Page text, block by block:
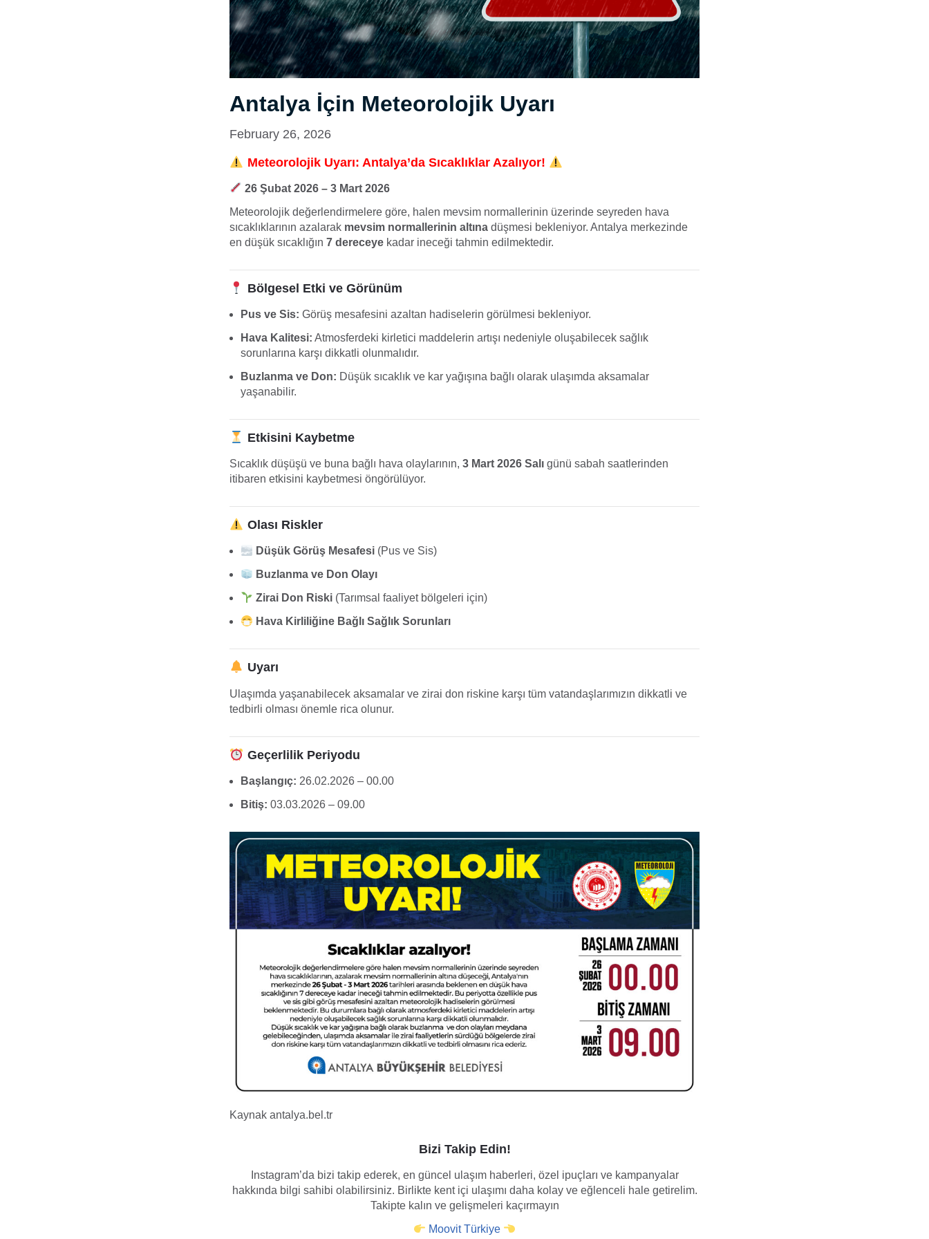
Antalya İçin Meteorolojik Uyarı
February 26, 2026
Meteorolojik Uyarı: Antalya’da Sıcaklıklar Azalıyor!
26 Şubat 2026 – 3 Mart 2026
Meteorolojik değerlendirmelere göre, halen mevsim normallerinin üzerinde seyreden hava
sıcaklıklarının azalarak mevsim normallerinin altına düşmesi bekleniyor. Antalya merkezinde
en düşük sıcaklığın 7 dereceye kadar ineceği tahmin edilmektedir.
Bölgesel Etki ve Görünüm
Pus ve Sis: Görüş mesafesini azaltan hadiselerin görülmesi bekleniyor.
Hava Kalitesi: Atmosferdeki kirletici maddelerin artışı nedeniyle oluşabilecek sağlık
sorunlarına karşı dikkatli olunmalıdır.
Buzlanma ve Don: Düşük sıcaklık ve kar yağışına bağlı olarak ulaşımda aksamalar
yaşanabilir.
Etkisini Kaybetme
Sıcaklık düşüşü ve buna bağlı hava olaylarının, 3 Mart 2026 Salı günü sabah saatlerinden
itibaren etkisini kaybetmesi öngörülüyor.
Olası Riskler
Düşük Görüş Mesafesi (Pus ve Sis)
Buzlanma ve Don Olayı
Zirai Don Riski (Tarımsal faaliyet bölgeleri için)
Hava Kirliliğine Bağlı Sağlık Sorunları
Uyarı
Ulaşımda yaşanabilecek aksamalar ve zirai don riskine karşı tüm vatandaşlarımızın dikkatli ve
tedbirli olması önemle rica olunur.
Geçerlilik Periyodu
Başlangıç: 26.02.2026 – 00.00
Bitiş: 03.03.2026 – 09.00
Kaynak antalya.bel.tr
Bizi Takip Edin!
Instagram’da bizi takip ederek, en güncel ulaşım haberleri, özel ipuçları ve kampanyalar
hakkında bilgi sahibi olabilirsiniz. Birlikte kent içi ulaşımı daha kolay ve eğlenceli hale getirelim.
Takipte kalın ve gelişmeleri kaçırmayın
Moovit Türkiye